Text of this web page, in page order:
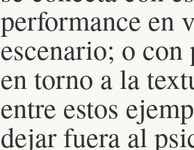
performance en
escenario; o
en torno a la
entre estos
dejar fuera al